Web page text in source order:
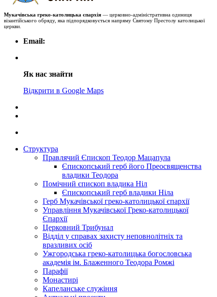
Мукачівська греко-католицька єпархія — церковно-адміністративна одиниця
візантійського обряду, яка підпорядковується напряму Святому Престолу католицької
церкви.
Email:
Як нас знайти
Відкрити в Google Maps
Структура
Правлячий Єпископ Теодор Мацапула
Єпископський герб його Преосвященства
владики Теодора
Помічний єпископ владика Ніл
Єпископський герб владики Ніла
Герб Мукачівської греко-католицької єпархії
Управління Мукачівської Греко-католицької
Єпархії
Церковний Трибунал
Відділ у справах захисту неповнолітніх та
вразливих осіб
Ужгородська греко-католицька богословська
академія ім. Блаженного Теодора Ромжі
Парафії
Монастирі
Капеланське служіння